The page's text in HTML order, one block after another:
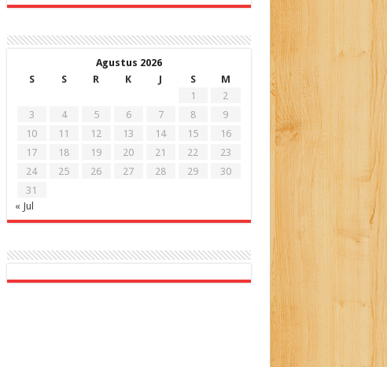
Agustus 2026
S
S R K J S
M
1
2
3
4 5 6 7 8
9
10
11 12 13 14 15
16
17
18 19 20 21 22
23
24
25 26 27 28 29
30
31
« Jul